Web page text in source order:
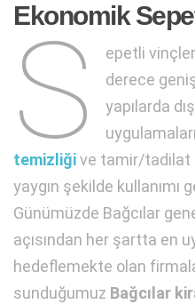
Ekonomik
S
epetli
derece
yapılarda
temizliğive tamir/tadilat
yaygın şekilde
Günümüzde Bağcılar
açısından her şartta en
hedeflemekte olan
sunduğumuz Bağcılar